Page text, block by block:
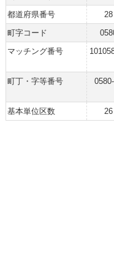
都道府県番号
28
町字コード
マッチング番号
町丁・字等番号
基本単位区数 26